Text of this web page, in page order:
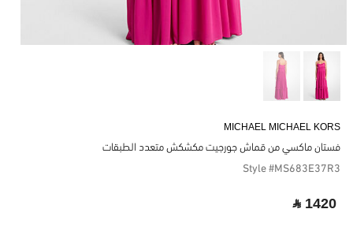
MICHAEL MICHAEL KORS
فستان ماكسي من قماش جورجيت مكشكش متعدد الطبقات
Style #MS683E37R3
‎ ⃁ 1420 ‎